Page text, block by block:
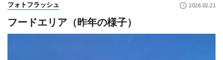
フォトフラッシュ 2026.02.21
フードエリア（昨年の様子）